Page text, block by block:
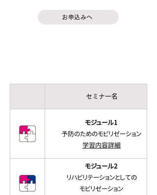
お申込みへ
セミナー名
モジュール1
予防のためのモビリゼーション
学習内容詳細
モジュール2
リハビリテーションとしての
モビリゼーション